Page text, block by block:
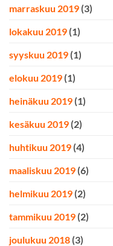
marraskuu 2019 (3)
lokakuu 2019 (1)
syyskuu 2019 (1)
elokuu 2019 (1)
heinäkuu 2019 (1)
kesäkuu 2019 (2)
huhtikuu 2019 (4)
maaliskuu 2019 (6)
helmikuu 2019 (2)
tammikuu 2019 (2)
joulukuu 2018 (3)